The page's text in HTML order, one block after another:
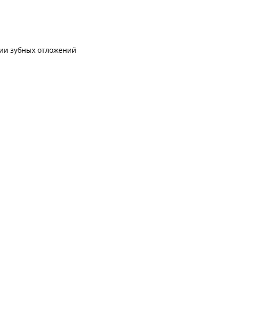
зубных отложений